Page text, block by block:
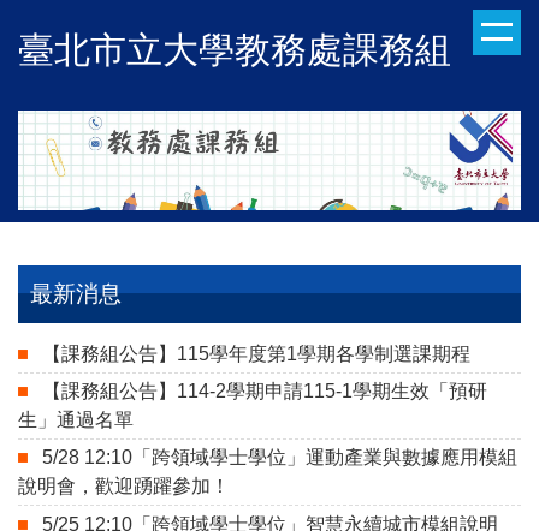
到
內
容
區
臺北市立大學教務處課務組
最新消息
【課務組公告】115學年度第1學期各學制選課期程
【課務組公告】114-2學期申請115-1學期生效「預研
生」通過名單
5/28 12:10「跨領域學士學位」運動產業與數據應用模組
說明會，歡迎踴躍參加！
5/25 12:10「跨領域學士學位」智慧永續城市模組說明